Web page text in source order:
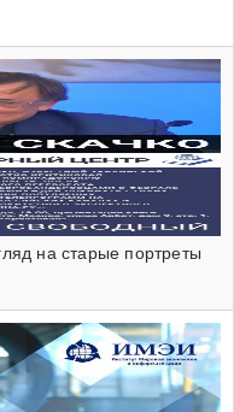
на старые портреты